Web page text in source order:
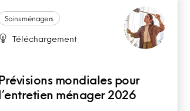
Soins ménagers
Téléchargement
Prévisions mondiales pour
l’entretien ménager 2026